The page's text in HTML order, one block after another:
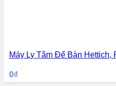
Máy Ly Tâm Để Bàn Hettich,
0₫